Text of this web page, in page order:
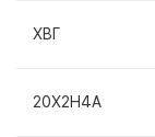
ХВГ
20Х2Н4А